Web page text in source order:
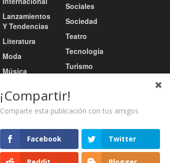
Lanzamientos
Y Tendencias
Literatura
Moda
Música
Nacional
Sociales
Sociedad
Teatro
Tecnología
Turismo
Redes
Video
Servicios Contacto
¡Compartir!
Comparte esta publicación con tus amigos
Facebook Twitter